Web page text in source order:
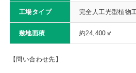
工場タイプ 完全人工光型植物
敷地面積 約24,400㎡
【問い合わせ先】